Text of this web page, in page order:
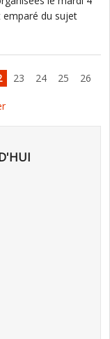
emparé du sujet
23 24 25
26